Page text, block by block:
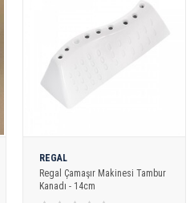
REGAL
Regal Çamaşır Makinesi Tambur
Kanadı - 14cm